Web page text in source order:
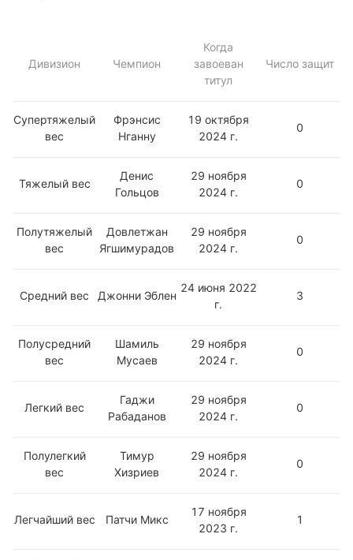
Дивизион Чемпион
Когда
завоеван
титул
Число защит
Супертяжелый
вес
Фрэнсис
Нганну
19 октября
2024 г.
0
Тяжелый вес
Денис
Гольцов
29 ноября
2024 г.
0
Полутяжелый
вес
Довлетжан
Ягшимурадов
29 ноября
2024 г.
0
Средний вес Джонни Эблен
24 июня 2022
г.
3
Полусредний
вес
Шамиль
Мусаев
29 ноября
2024 г.
0
Легкий вес
Гаджи
Рабаданов
29 ноября
2024 г.
0
Полулегкий
вес
Тимур
Хизриев
29 ноября
2024 г.
0
Легчайший вес Патчи Микс
17 ноября
2023 г.
1